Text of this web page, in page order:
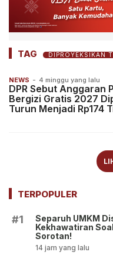
TAG DIPROYEKSIKAN
NEWS - 4 minggu yang lalu
DPR Sebut Anggaran
Bergizi Gratis 2027
Turun Menjadi Rp174
TERPOPULER
#1
Separuh UMKM
Kekhawatiran
Sorotan!
14 jam yang lalu